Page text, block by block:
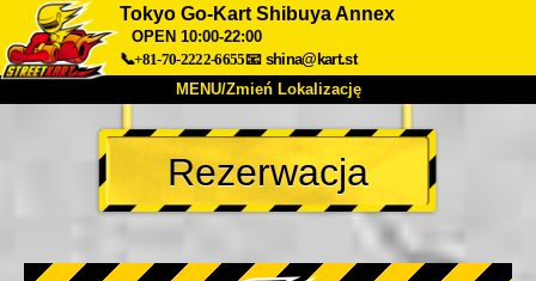
Tokyo Go-Kart Shibuya Annex
OPEN 10:00-22:00
📞+81-70-2222-6655📧 shina@kart.st
MENU/Zmień Lokalizację
O nas Specyfikacja Cena
Dojazd Opinie
Rezerwacja
Rezerwacja